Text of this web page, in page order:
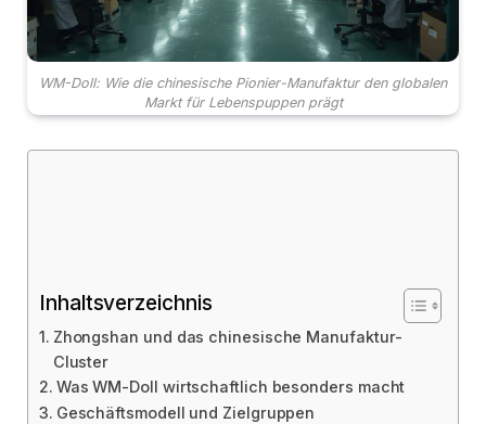
WM-Doll: Wie die chinesische Pionier-Manufaktur den globalen
Markt für Lebenspuppen prägt
Inhaltsverzeichnis
Zhongshan und das chinesische Manufaktur-
Cluster
Was WM-Doll wirtschaftlich besonders macht
Geschäftsmodell und Zielgruppen